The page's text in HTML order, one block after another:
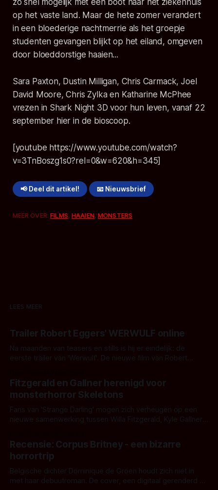
op het vaste land. Maar de hete zomer verandert
in een bloederige nachtmerrie als het groepje
studenten gevangen blijkt op het eiland, omgeven
door bloeddorstige haaien...
Sara Paxton, Dustin Milligan, Chris Carmack, Joel
David Moore, Chris Zylka en Katharine McPhee
vrezen in Shark Night 3D voor hun leven, vanaf 22
september hier in de bioscoop.
[youtube https://www.youtube.com/watch?
v=3TnBoszg1s0?rel=0&w=620&h=345]
📢 Deel dit artikel! 📧 Nieuwsbrief
MEER OVER:FILMS,HAAIEN,MONSTERS
LEES MEER
Trailer Robert Eggers' WERWULF online
Na maanden van teasers en stills is hij er eindelijk: de
eerste trailer van 'Werwulf'. De nieuwe film van Robert
kille stijl vol folklore en mythe. Het topic deze keer is (kon
het het al raden?)... de weerwolf. Kijk je mee?
Fitzgerald en Gallner herenigd voor
monsterhorror Skeletons
Fans van 'Strange Darling' mogen zich verheugen op een
nieuwe samenwerking tussen Willa Fitzgerald, Kyle Gallner
'Skeletons', een nieuwe creature feature waarvoor de
opnames zijn gestart in Australië.
Recensie: Corpus Britney - een bizarre
horrortrip
Belgische dichter Dominique de Groen houdt zich niet in
met haar debuutroman. De cover, een digitaal gerenderd en